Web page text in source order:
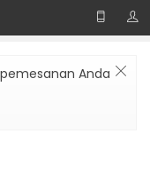
Anda